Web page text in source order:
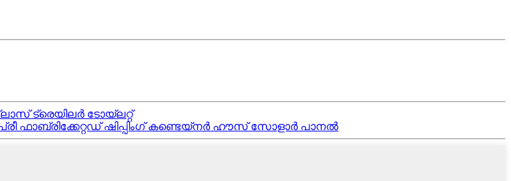
ട്രെയിലർ ടോയ്ലറ്റ്
ഷിപ്പിംഗ് കണ്ടെയ്നർ ഹൗസ് സോളാർ പാനൽ